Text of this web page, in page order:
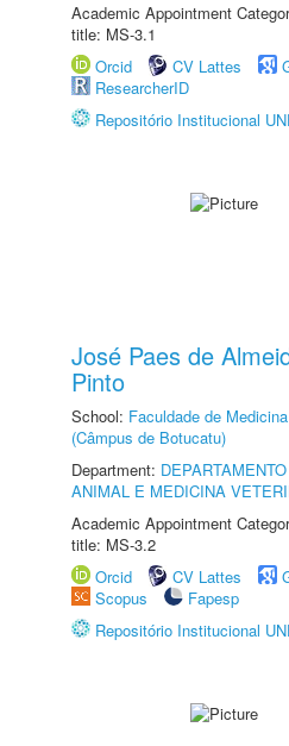
Academic Appointment
title: MS-3.1
Orcid
CV Lattes
ResearcherID
Repositório Institucional
José Paes de
Pinto
School: Faculdade de
(Câmpus de Botucatu)
Department:
ANIMAL E MEDICINA
Academic Appointment
title: MS-3.2
Orcid
CV Lattes
Scopus
Fapesp
Repositório Institucional